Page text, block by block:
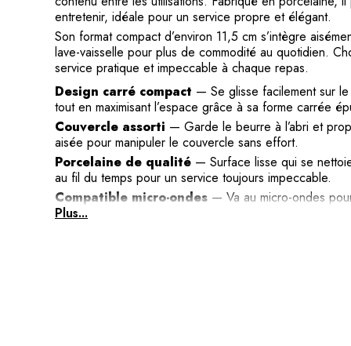
entretenir, idéale pour un service propre et élégant.
Son format compact d’environ 11,5 cm s’intègre
lave-vaisselle pour plus de commodité au quotidien.
service pratique et impeccable à chaque repas.
Design carré compact — Se glisse facilement sur
tout en maximisant l’espace grâce à sa forme carrée
Couvercle assorti — Garde le beurre à l’abri et
aisée pour manipuler le couvercle sans effort.
Porcelaine de qualité — Surface lisse qui se
au fil du temps pour un service toujours impeccable.
Compatible micro-ondes — Va au micro-ondes
besoins, sans transférer le contenu dans un autre
Plus...